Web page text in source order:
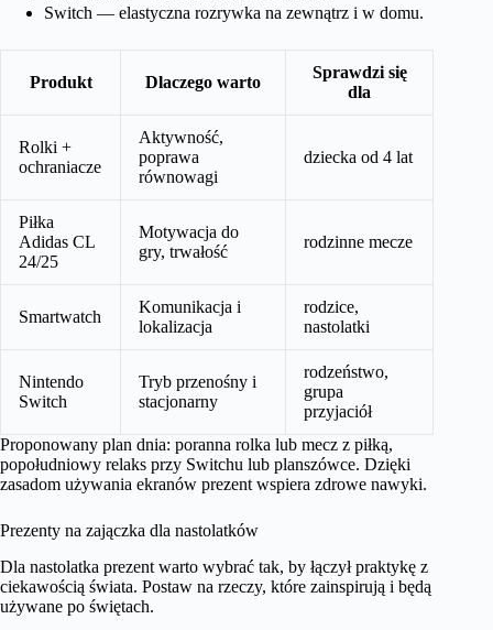
Switch — elastyczna rozrywka na zewnątrz i w domu.
Produkt Dlaczego warto
Sprawdzi się
dla
Rolki +
ochraniacze
Aktywność,
poprawa
równowagi
dziecka od 4 lat
Piłka
Adidas CL
24/25
Motywacja do
gry, trwałość
rodzinne mecze
Smartwatch
Komunikacja i
lokalizacja
rodzice,
nastolatki
Nintendo
Switch
Tryb przenośny i
stacjonarny
rodzeństwo,
grupa
przyjaciół
Proponowany plan dnia: poranna rolka lub mecz z piłką,
popołudniowy relaks przy Switchu lub planszówce. Dzięki
zasadom używania ekranów prezent wspiera zdrowe nawyki.
Prezenty na zajączka dla nastolatków
Dla nastolatka prezent warto wybrać tak, by łączył praktykę z
ciekawością świata. Postaw na rzeczy, które zainspirują i będą
używane po świętach.